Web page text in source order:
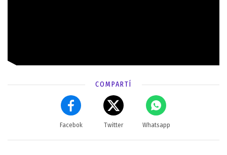
COMPARTÍ
Facebok Twitter Whatsapp